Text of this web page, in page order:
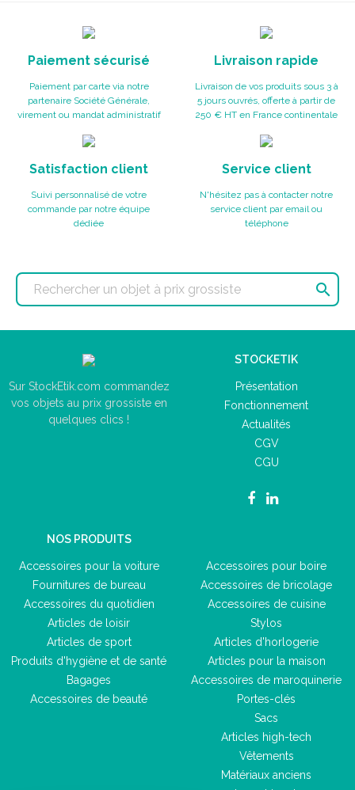
Paiement sécurisé
Paiement par carte via notre
partenaire Société Générale,
virement ou mandat administratif
Livraison rapide
Livraison de vos produits sous 3 à
5 jours ouvrés, offerte à partir de
250 € HT en France continentale
Satisfaction client
Suivi personnalisé de votre
commande par notre équipe
dédiée
Service client
N'hésitez pas à contacter notre
service client par email ou
téléphone

Sur StockEtik.com commandez
vos objets au prix grossiste en
quelques clics !
STOCKETIK
Présentation
Fonctionnement
Actualités
CGV
CGU
NOS PRODUITS
Accessoires pour la voiture
Fournitures de bureau
Accessoires du quotidien
Articles de loisir
Articles de sport
Produits d'hygiène et de santé
Bagages
Accessoires de beauté
Accessoires pour boire
Accessoires de bricolage
Accessoires de cuisine
Stylos
Articles d'horlogerie
Articles pour la maison
Accessoires de maroquinerie
Portes-clés
Sacs
Articles high-tech
Vêtements
Matériaux anciens